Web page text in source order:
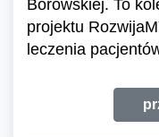
Borowskiej. To
projektu
leczenia